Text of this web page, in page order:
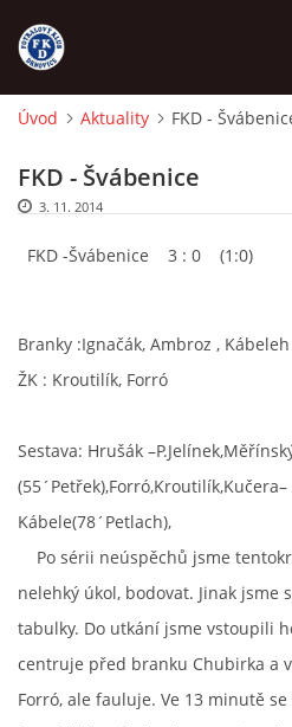
NÁBOR
FKD B
Úvod Aktuality FKD -
FKD - Švábenice
3. 11. 2014
FKD -Švábenice 3 : 0 (1:0)
Branky :Ignačák, Ambroz , Kábeleh
ŽK : Kroutilík, Forró
Sestava: Hrušák
Kábele(78´Petlach),
Po sérii neúspěchů jsme
nelehký úkol, bodovat. Jinak
tabulky. Do utkání jsme vstoupili
centruje před branku Chubirka a
Forró, ale fauluje. Ve 13 minutě